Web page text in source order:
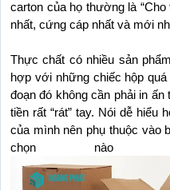
carton của họ thường là
nhất, cứng cáp nhất và mới
Thực chất có nhiều sản
hợp với những chiếc hộp
đoạn đó không cần phải in
tiền rất “rát” tay. Nói dễ hiểu
của mình nên phụ thuộc vào
chọn nào